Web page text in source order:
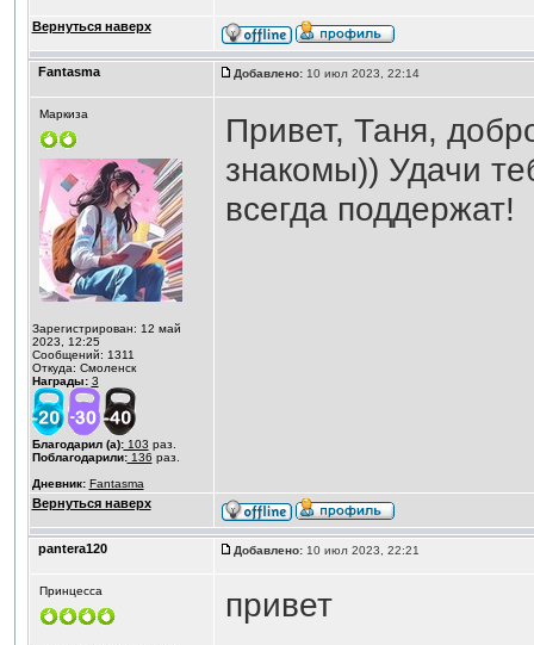
Вернуться наверх
Fantasma Добавлено:10 июл 2023, 22:14
Маркиза
Зарегистрирован: 12 май
2023, 12:25
Сообщений: 1311
Откуда: Смоленск
Награды: 3
Благодарил (а):103 раз.
Поблагодарили:136 раз.
Дневник: Fantasma
Привет, Таня,
знакомы)) Удачи
всегда поддержат!
Вернуться наверх
pantera120 Добавлено:10 июл 2023, 22:21
Принцесса привет